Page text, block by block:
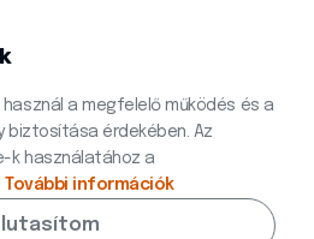
a megfelelő működés és a
biztosítása érdekében. Az
k használatához a
További információk